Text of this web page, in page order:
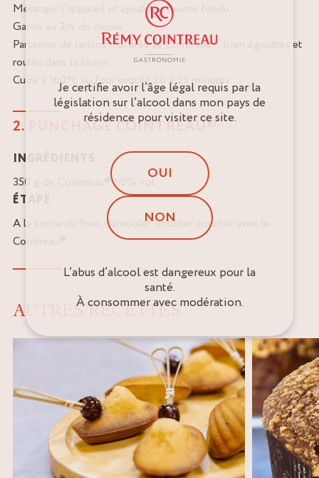
Mélanger l’appareil et ajouter le beurre fondu.
Garnir au 3/4 du moule.
Parsemer de raisins macérés au Cointreau®, bien égouttés et
roulés dans la farine.
Cuire à 160°C au four ventilé 20 à 25 minutes.
2. PUNCHAGE COINTREAU®
INGRÉDIENTS
350 g de Cointreau® 60% vol.
ÉTAPE
A la sortie du four, démouler. Imbiber aussitôt avec le
Cointreau®.
AUTRES RECETTES
Je certifie avoir l’âge légal requis par la
législation sur l’alcool dans mon pays de
résidence pour visiter ce site.
OUI
NON
L’abus d’alcool est dangereux pour la
santé.
À consommer avec modération.